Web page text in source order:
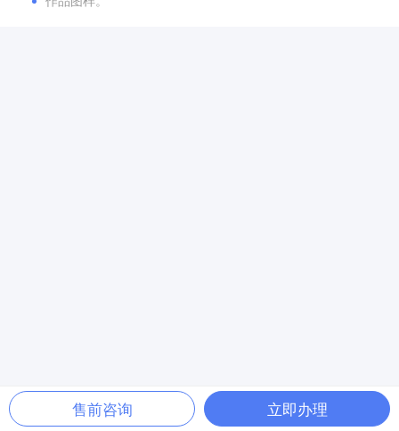
售前咨询 立即办理